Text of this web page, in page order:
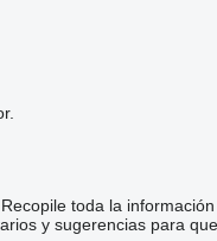
toda la
y sugerencias para